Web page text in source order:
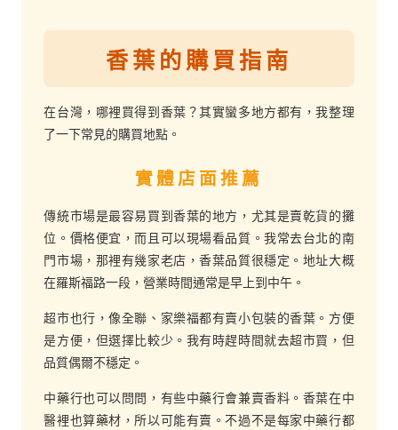
香葉的購買指南
在台灣，哪裡買得到香葉？其實蠻多地方都有，我整理
了一下常見的購買地點。
實體店面推薦
傳統市場是最容易買到香葉的地方，尤其是賣乾貨的攤
位。價格便宜，而且可以現場看品質。我常去台北的南
門市場，那裡有幾家老店，香葉品質很穩定。地址大概
在羅斯福路一段，營業時間通常是早上到中午。
超市也行，像全聯、家樂福都有賣小包裝的香葉。方便
是方便，但選擇比較少。我有時趕時間就去超市買，但
品質偶爾不穩定。
中藥行也可以問問，有些中藥行會兼賣香料。香葉在中
醫裡也算藥材，所以可能有賣。不過不是每家中藥行都